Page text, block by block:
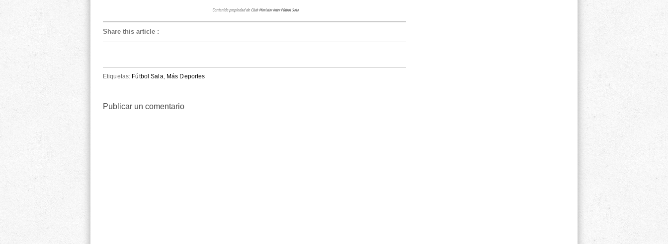
Contenido propiedad de Club Movistar Inter Fútbol Sala
Share this article :
Etiquetas: Fútbol Sala, Más Deportes
Publicar un comentario